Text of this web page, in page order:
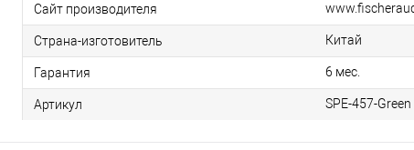
Сайт производителя
Страна-изготовитель Китай
Гарантия 6 мес.
Артикул SPE-457-Green